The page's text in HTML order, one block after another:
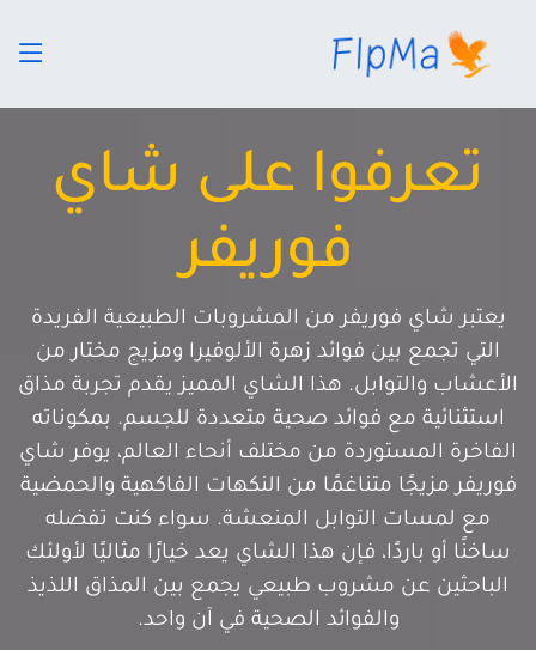
تعرفوا على شاي
فوريفر
يعتبر شاي فوريفر من المشروبات الطبيعية الفريدة
التي تجمع بين فوائد زهرة الألوفيرا ومزيج مختار من
الأعشاب والتوابل. هذا الشاي المميز يقدم تجربة مذاق
استثنائية مع فوائد صحية متعددة للجسم. بمكوناته
الفاخرة المستوردة من مختلف أنحاء العالم، يوفر شاي
فوريفر مزيجًا متناغمًا من النكهات الفاكهية والحمضية
مع لمسات التوابل المنعشة. سواء كنت تفضله
ساخنًا أو باردًا، فإن هذا الشاي يعد خيارًا مثاليًا لأولئك
الباحثين عن مشروب طبيعي يجمع بين المذاق اللذيذ
والفوائد الصحية في آن واحد.